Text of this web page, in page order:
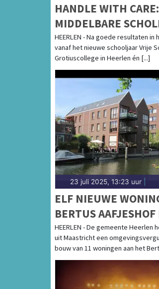
HANDLE WITH
MIDDELBARE
HEERLEN - Na goede resultaten
vanaf het nieuwe schooljaar Vrije
Grotiuscollege in Heerlen én [...]
23 juli 2025, 13:23 uur
ELF NIEUWE
BERTUS AAFJESHOF
HOENSBROEK
HEERLEN - De gemeente Heerlen
uit Maastricht een
bouw van 11 woningen aan het